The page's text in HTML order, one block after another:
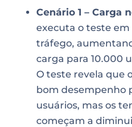
Cenário 1 – Carga
executa o teste
tráfego,
carga para 10.000
O teste revela que
bom desempenho
usuários, mas os
começam a